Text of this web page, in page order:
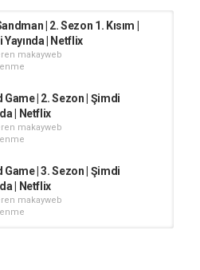
Önem
| 2. Sezon 1. Kısım |
Yayında | Netflix
makayweb
Game | 2. Sezon | Şimdi
| Netflix
makayweb
Game | 3. Sezon | Şimdi
| Netflix
makayweb